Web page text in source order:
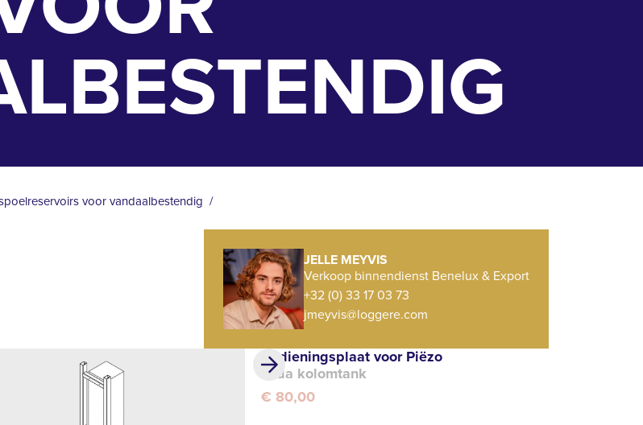
voor vandaalbestendig
JELLE MEYVIS
Verkoop binnendienst Benelux & Export
+32 (0) 33 17 03 73
jmeyvis@loggere.com
Bedieningsplaat voor Piëzo
Jeda kolomtank
€ 80,00